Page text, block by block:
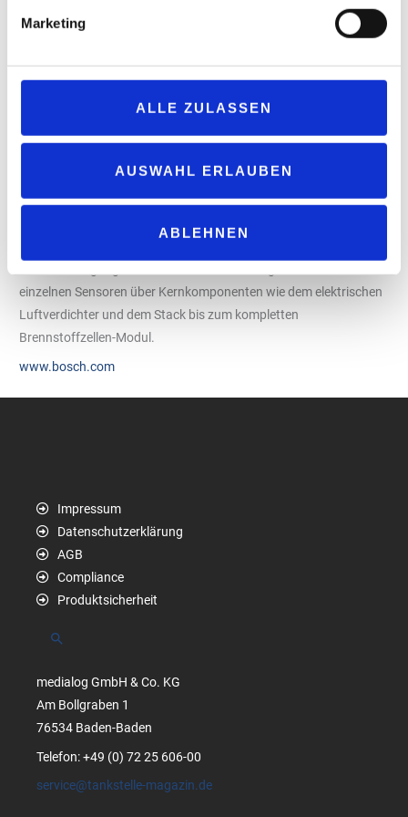
Marketing
ALLE ZULASSEN
AUSWAHL ERLAUBEN
ABLEHNEN
Entwicklungskompetenz, einer modernen H2-Testinfrastruktur
und -Prüfplätzen sowie von Komponenten, die bereits in ersten
Bosch arbeitet an mobiler und stationärer Brennstoffzelle
Bosch ist vom Energieträger Wasserstoff überzeugt und geht
daher erheblich in Vorleistung. Von 2021 bis 2024 investiert das
Unternehmen gut 600 Millionen Euro in mobile Anwendungen und
einzelnen Sensoren über Kernkomponenten wie dem elektrischen
Luftverdichter und dem Stack bis zum kompletten
Brennstoffzellen-Modul.
www.bosch.com
Impressum
Datenschutzerklärung
AGB
Compliance
Produktsicherheit
Suchen
medialog GmbH & Co. KG
Am Bollgraben 1
76534 Baden-Baden
Telefon: +49 (0) 72 25 606-00
service@tankstelle-magazin.de